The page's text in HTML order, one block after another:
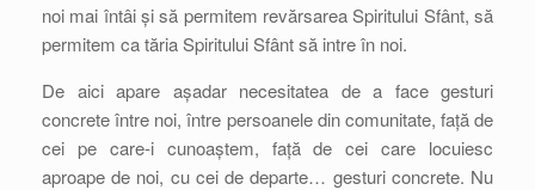
noi mai întâi și să permitem revărsarea Spiritului Sfânt, să
permitem ca tăria Spiritului Sfânt să intre în noi.
De aici apare așadar necesitatea de a face gesturi
concrete între noi, între persoanele din comunitate, față de
cei pe care-i cunoaștem, față de cei care locuiesc
aproape de noi, cu cei de departe… gesturi concrete. Nu